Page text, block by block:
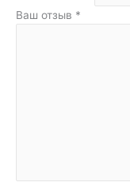
Ваш отзыв *